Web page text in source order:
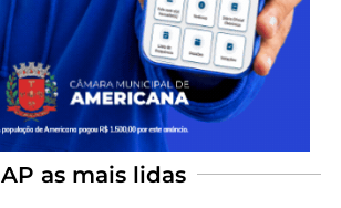
AP as mais lidas